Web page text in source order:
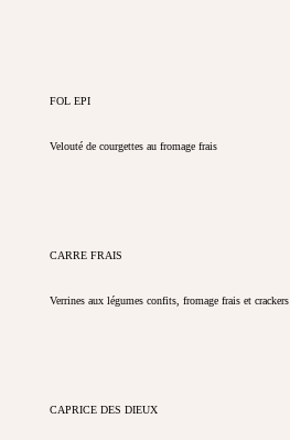
FOL EPI
Velouté de courgettes au fromage frais
CARRE FRAIS
Verrines aux légumes confits, fromage frais et crackers
CAPRICE DES DIEUX